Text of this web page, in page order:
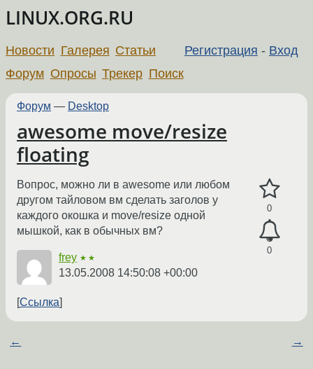
LINUX.ORG.RU
Регистрация - Вход
Новости Галерея Статьи
Форум Опросы Трекер Поиск
Форум — Desktop
awesome move/resize
floating
0
0
Вопрос, можно ли в awesome или любом
другом тайловом вм сделать заголов у
каждого окошка и move/resize одной
мышкой, как в обычных вм?
frey ★★
13.05.2008 14:50:08 +00:00
Ссылка
← →